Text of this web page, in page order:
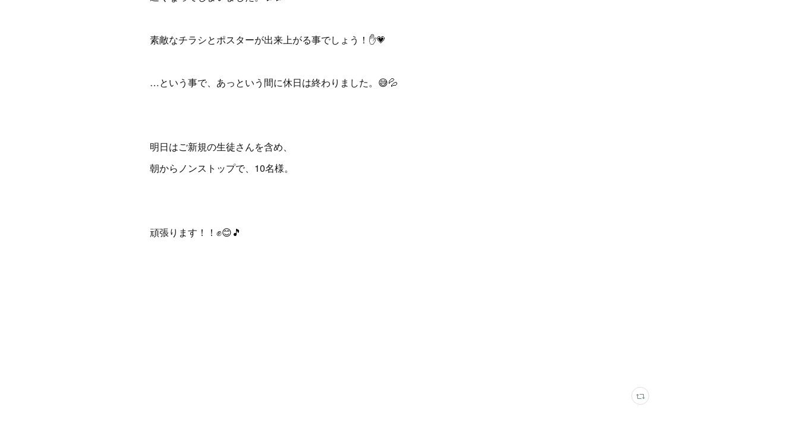
素敵なチラシとポスターが出来上がる事でしょう！✋️💗
…という事で、あっという間に休日は終わりました。😅💦
明日はご新規の生徒さんを含め、
朝からノンストップで、10名様。
頑張ります！！✊😊🎵